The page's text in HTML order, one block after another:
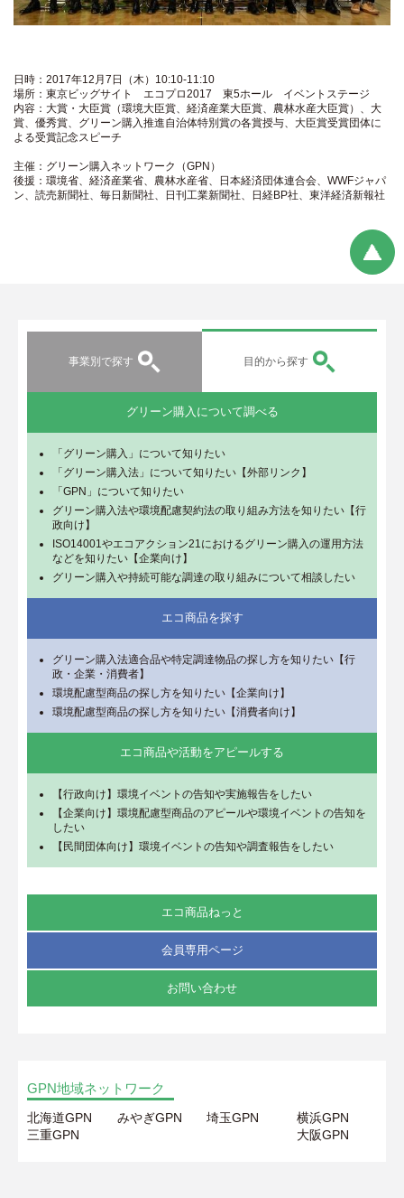
日時：2017年12月7日（木）10:10-11:10
場所：東京ビッグサイト エコプロ2017 東5ホール イベントステージ
内容：大賞・大臣賞（環境大臣賞、経済産業大臣賞、農林水産大臣賞）、大
賞、優秀賞、グリーン購入推進自治体特別賞の各賞授与、大臣賞受賞団体に
よる受賞記念スピーチ
主催：グリーン購入ネットワーク（GPN）
後援：環境省、経済産業省、農林水産省、日本経済団体連合会、WWFジャパ
ン、読売新聞社、毎日新聞社、日刊工業新聞社、日経BP社、東洋経済新報社
事業別で探す 目的から探す
グリーン購入について調べる
「グリーン購入」について知りたい
「グリーン購入法」について知りたい【外部リンク】
「GPN」について知りたい
グリーン購入法や環境配慮契約法の取り組み方法を知りたい【行
政向け】
ISO14001やエコアクション21におけるグリーン購入の運用方法
などを知りたい【企業向け】
グリーン購入や持続可能な調達の取り組みについて相談したい
エコ商品を探す
グリーン購入法適合品や特定調達物品の探し方を知りたい【行
政・企業・消費者】
環境配慮型商品の探し方を知りたい【企業向け】
環境配慮型商品の探し方を知りたい【消費者向け】
エコ商品や活動をアピールする
【行政向け】環境イベントの告知や実施報告をしたい
【企業向け】環境配慮型商品のアピールや環境イベントの告知を
したい
【民間団体向け】環境イベントの告知や調査報告をしたい
エコ商品ねっと
会員専用ページ
お問い合わせ
GPN地域ネットワーク
北海道GPN みやぎGPN 埼玉GPN
横浜GPN
三重GPN
大阪GPN